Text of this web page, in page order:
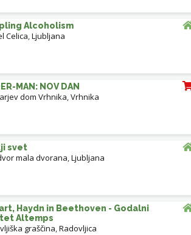
Alcoholism
Celica,Ljubljana
MAN: NOV DAN
dom Vrhnika,Vrhnika
svet
mala dvorana,Ljubljana
Haydn in Beethoven - Godalni
Altemps
graščina,Radovljica